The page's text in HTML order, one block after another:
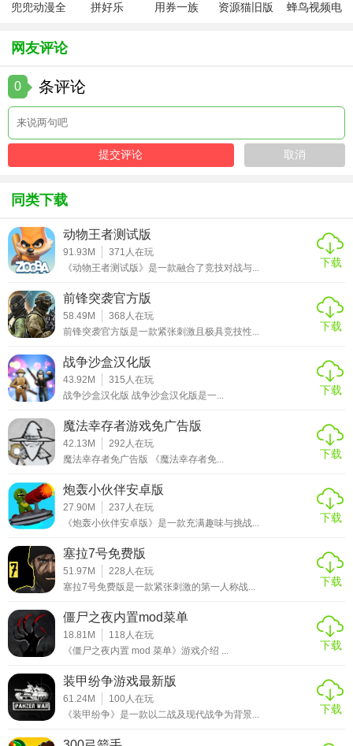
地铁逃生国际服以其紧张刺激的游戏体验、丰富的装备系统
和多样化的游戏模式赢得了众多玩家的喜爱。游戏中的社交
互动功能也为玩家提供了更多交流和合作的机会。尽管有时
会遇到一些网络延迟或匹配问题，但总体来说，地铁逃生国
际服是一款值得一试的射击生存游戏。
兜兜动漫全
拼好乐 用券一族 资源猫旧版
蜂鸟视频电
网友评论
0 条评论
同类下载
动物王者测试版
91.93M 371 人在玩
《动物王者测试版》是一款融合了竞技对战与...
下载
前锋突袭官方版
58.49M 368 人在玩
前锋突袭官方版是一款紧张刺激且极具竞技性...
下载
战争沙盒汉化版
43.92M 315 人在玩
战争沙盒汉化版 战争沙盒汉化版是一...
下载
魔法幸存者游戏免广告版
42.13M 292 人在玩
魔法幸存者免广告版 《魔法幸存者免...
下载
炮轰小伙伴安卓版
27.90M 237 人在玩
《炮轰小伙伴安卓版》是一款充满趣味与挑战...
下载
塞拉7号免费版
51.97M 228 人在玩
塞拉7号免费版是一款紧张刺激的第一人称战...
下载
僵尸之夜内置mod菜单
18.81M 118 人在玩
《僵尸之夜内置 mod 菜单》游戏介绍 ...
下载
装甲纷争游戏最新版
61.24M 100人在玩
《装甲纷争》是一款以二战及现代战争为背景...
下载